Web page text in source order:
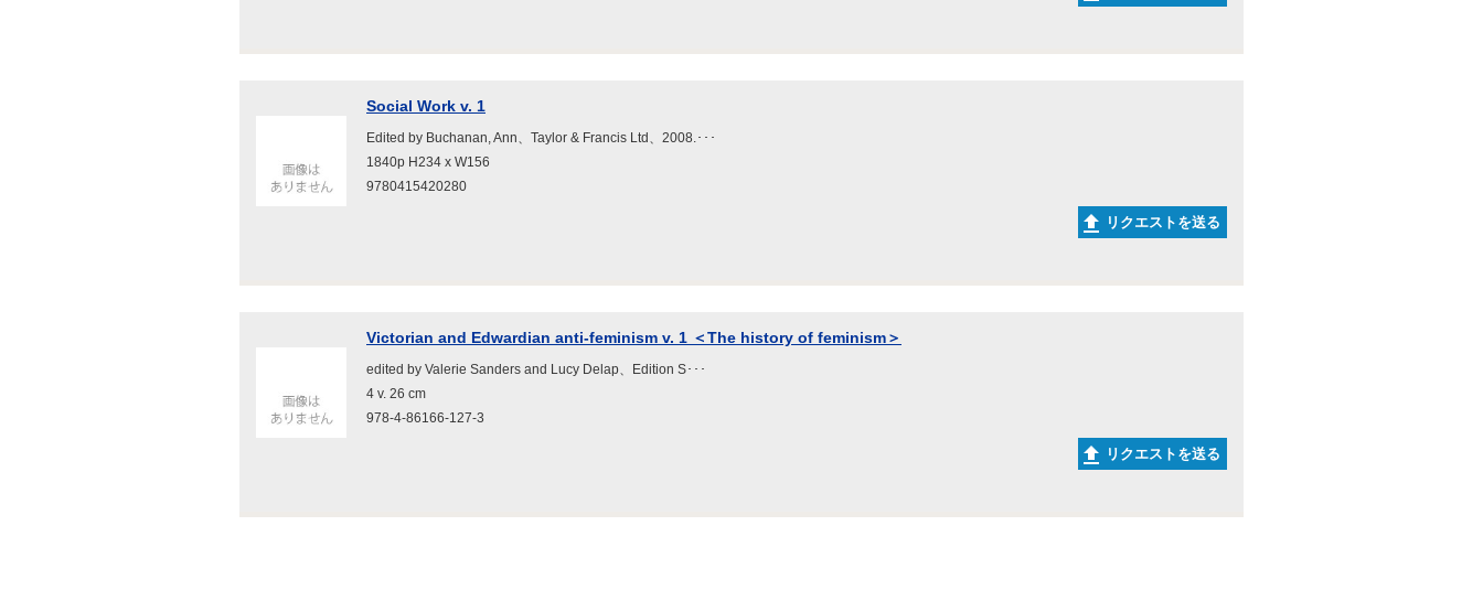
Social Work v. 1
Edited by Buchanan, Ann、Taylor & Francis Ltd、2008.･･･
1840p H234 x W156
9780415420280
リクエストを送る
Victorian and Edwardian anti-feminism v. 1 ＜The history of feminism＞
edited by Valerie Sanders and Lucy Delap、Edition S･･･
4 v. 26 cm
978-4-86166-127-3
リクエストを送る